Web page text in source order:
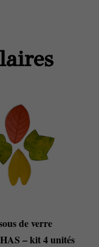
de verre
– kit 4 unités